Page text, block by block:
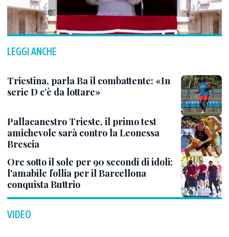
LEGGI ANCHE
Triestina, parla Ba il combattente: «In
serie D c’è da lottare»
Pallacanestro Trieste, il primo test
amichevole sarà contro la Leonessa
Brescia
Ore sotto il sole per 90 secondi di idoli:
l'amabile follia per il Barcellona
conquista Buttrio
VIDEO